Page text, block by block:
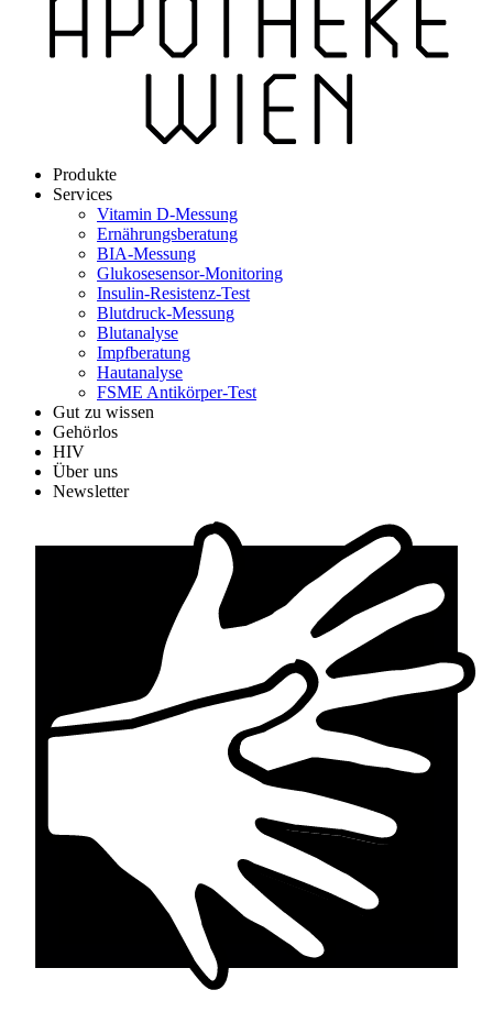
Produkte
Services
Vitamin D-Messung
Ernährungsberatung
BIA-Messung
Glukosesensor-Monitoring
Insulin-Resistenz-Test
Blutdruck-Messung
Blutanalyse
Impfberatung
Hautanalyse
FSME Antikörper-Test
Gut zu wissen
Gehörlos
HIV
Über uns
Newsletter